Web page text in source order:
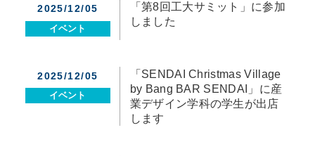
2025/12/05
イベント
「第8回工大サミット」に参加
しました
2025/12/05
イベント
「SENDAI Christmas Village
by Bang BAR SENDAI」に産
業デザイン学科の学生が出店
します